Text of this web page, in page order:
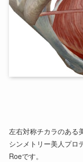
左右対称チカラのある
シンメトリー美人プロ
Roeです。